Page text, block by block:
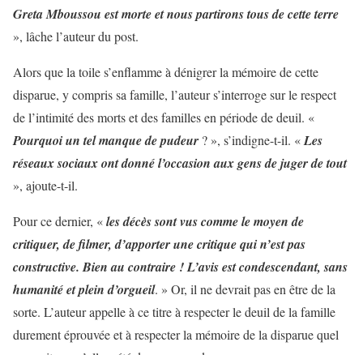
Greta Mboussou est morte et nous partirons tous de cette terre
», lâche l’auteur du post.
Alors que la toile s’enflamme à dénigrer la mémoire de cette
disparue, y compris sa famille, l’auteur s’interroge sur le respect
de l’intimité des morts et des familles en période de deuil. «
Pourquoi un tel manque de pudeur ? », s’indigne-t-il. «Les
réseaux sociaux ont donné l’occasion aux gens de juger de tout
», ajoute-t-il.
Pour ce dernier, «les décès sont vus comme le moyen de
critiquer, de filmer, d’apporter une critique qui n’est pas
constructive. Bien au contraire ! L’avis est condescendant, sans
humanité et plein d’orgueil. » Or, il ne devrait pas en être de la
sorte. L’auteur appelle à ce titre à respecter le deuil de la famille
durement éprouvée et à respecter la mémoire de la disparue quel